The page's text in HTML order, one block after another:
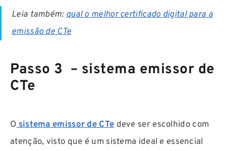
Leia também:qual o melhor certificado digital para a
emissão de CTe
Passo 3 – sistema emissor de
CTe
Osistema emissor de CTedeve ser escolhido com
atenção, visto que é um sistema ideal e essencial